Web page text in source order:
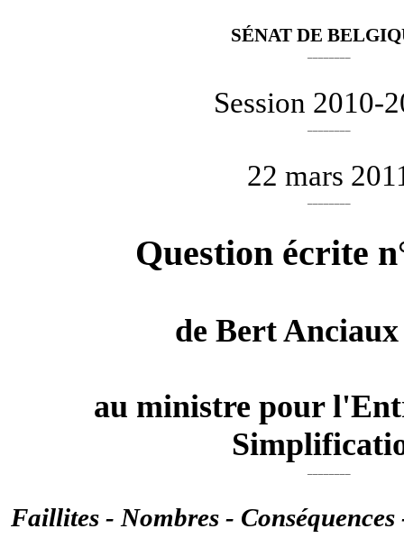
SÉNAT DE
Session 2010-
22 mars
Question écrite
deBert Anciaux
au ministre pour
Faillites - Nombres -